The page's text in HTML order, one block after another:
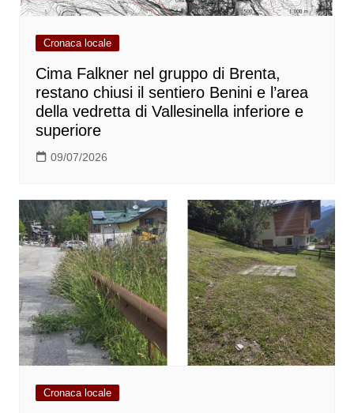
Cronaca locale
Cima Falkner nel gruppo di Brenta,
restano chiusi il sentiero Benini e l’area
della vedretta di Vallesinella inferiore e
superiore
09/07/2026
Cronaca locale